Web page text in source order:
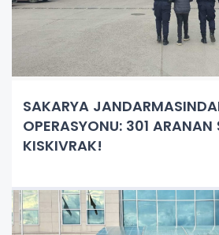
SAKARYA
OPERASYONU: 301 ARANAN
KISKIVRAK!